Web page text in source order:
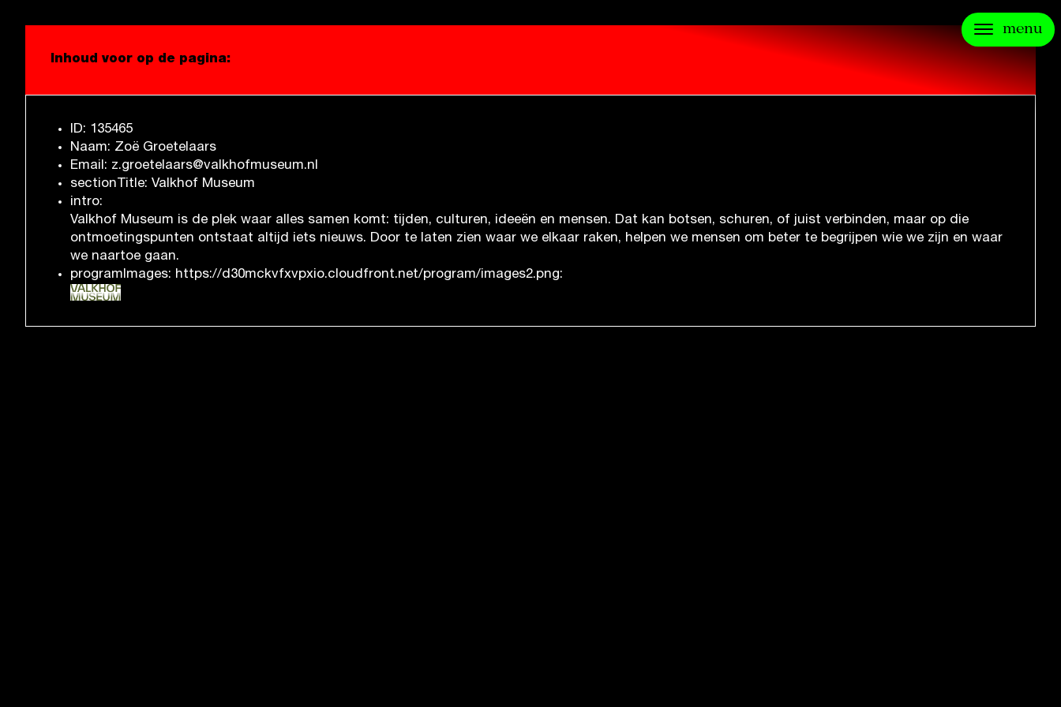
Inhoud voor op de pagina:
ID: 135465
Naam: Zoë Groetelaars
Email: z.groetelaars@valkhofmuseum.nl
sectionTitle: Valkhof Museum
intro:
Valkhof Museum is de plek waar alles samen komt: tijden, culturen, ideeën en mensen. Dat kan botsen, schuren, of juist verbinden, maar op die
ontmoetingspunten ontstaat altijd iets nieuws. Door te laten zien waar we elkaar raken, helpen we mensen om beter te begrijpen wie we zijn en waar
we naartoe gaan.
programImages: https://d30mckvfxvpxio.cloudfront.net/program/images2.png:
menu